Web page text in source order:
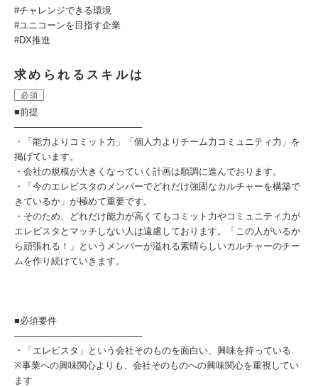
#チャレンジできる環境
#ユニコーンを⽬指す企業
#DX推進
求められるスキルは
必須
■前提
────────────────────
・「能力よりコミット力」「個人力よりチーム力コミュニティ力」を
掲げています。
・会社の規模が大きくなっていく計画は順調に進んでおります。
・「今のエレビスタのメンバーでどれだけ強固なカルチャーを構築で
きているか」が極めて重要です。
・そのため、どれだけ能力が高くてもコミット力やコミュニティ力が
エレビスタとマッチしない人は遠慮しております。「この人がいるか
ら頑張れる！」というメンバーが溢れる素晴らしいカルチャーのチー
ムを作り続けていきます。
■必須要件
────────────────────
・「エレビスタ」という会社そのものを面白い、興味を持っている
※事業への興味関心よりも、会社そのものへの興味関心を重視してい
ます